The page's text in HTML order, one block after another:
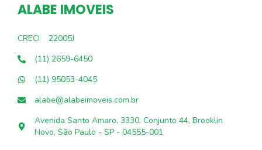
ALABE IMOVEIS
CRECI
22005J
(11) 2659-6450
(11) 95053-4045
alabe@alabeimoveis.com.br
Avenida Santo Amaro, 3330, Conjunto 44, Brooklin
Novo, São Paulo - SP - 04555-001